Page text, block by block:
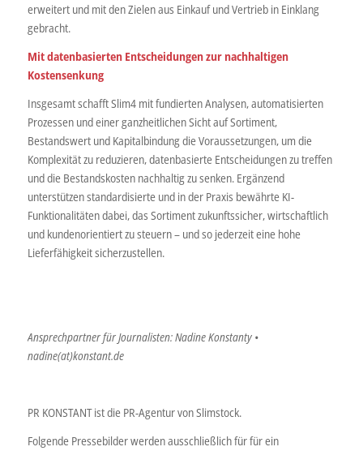
erweitert und mit den Zielen aus Einkauf und Vertrieb in Einklang
gebracht.
Mit datenbasierten Entscheidungen zur nachhaltigen
Kostensenkung
Insgesamt schafft Slim4 mit fundierten Analysen, automatisierten
Prozessen und einer ganzheitlichen Sicht auf Sortiment,
Bestandswert und Kapitalbindung die Voraussetzungen, um die
Komplexität zu reduzieren, datenbasierte Entscheidungen zu treffen
und die Bestandskosten nachhaltig zu senken. Ergänzend
unterstützen standardisierte und in der Praxis bewährte KI-
Funktionalitäten dabei, das Sortiment zukunftssicher, wirtschaftlich
und kundenorientiert zu steuern – und so jederzeit eine hohe
Lieferfähigkeit sicherzustellen.
Ansprechpartner für Journalisten: Nadine Konstanty •
nadine(at)konstant.de
PR KONSTANT ist die PR-Agentur von Slimstock.
Folgende Pressebilder werden ausschließlich für für ein